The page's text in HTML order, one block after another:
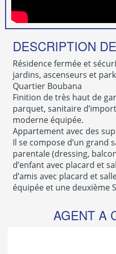
DESCRIPTION
Résidence fermée et
jardins, ascenseurs et
Quartier Boubana
Finition de très haut de
parquet, sanitaire
moderne équipée.
Appartement avec des
Il se compose d’un grand
parentale (dressing,
d’enfant avec placard et
d’amis avec placard et
équipée et une deuxième
AGENT A